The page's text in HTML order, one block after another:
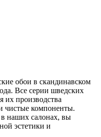
обои в скандинавском
Все серии шведских
их производства
чистые компоненты.
наших салонах, вы
эстетики и